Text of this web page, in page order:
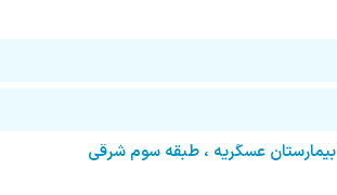
عسگریه ، طبقه سوم شرقی